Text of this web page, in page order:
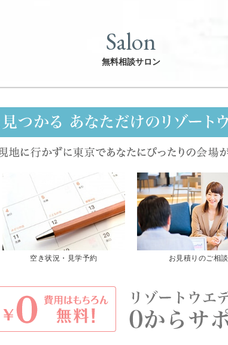
Salon
無料相談サロン
空き状況・見学予約 お見積りのご相談